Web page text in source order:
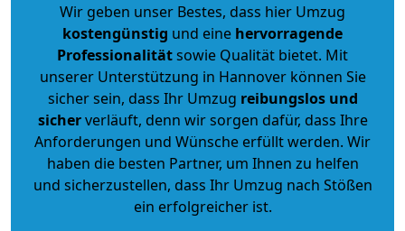
Wir geben unser Bestes, dass hier Umzug
kostengünstig und eine hervorragende
Professionalitätsowie Qualität bietet. Mit
unserer Unterstützung in Hannover können Sie
sicher sein, dass Ihr Umzug reibungslos und
sicherverläuft, denn wir sorgen dafür, dass Ihre
Anforderungen und Wünsche erfüllt werden. Wir
haben die besten Partner, um Ihnen zu helfen
und sicherzustellen, dass Ihr Umzug nach Stößen
ein erfolgreicher ist.